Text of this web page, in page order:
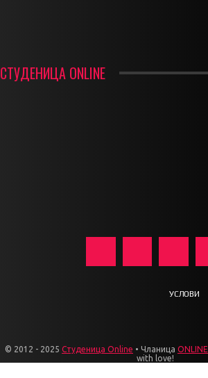
СТУДЕНИЦА ONLINE
УСЛОВИ
© 2012 - 2025 Студеница Online • Чланица ONLINE
with love!